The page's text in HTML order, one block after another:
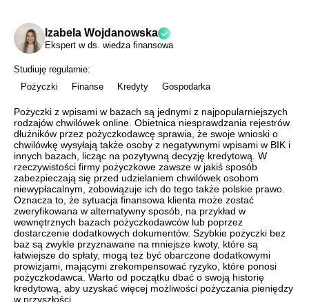
Izabela Wojdanowska
Ekspert w ds. wiedza finansowa
Studiuję regularnie:
Pożyczki
Finanse Kredyty Gospodarka
Pożyczki z wpisami w bazach są jednymi z najpopularniejszych
rodzajów chwilówek online. Obietnica niesprawdzania rejestrów
dłużników przez pożyczkodawcę sprawia, że swoje wnioski o
chwilówkę wysyłają także osoby z negatywnymi wpisami w BIK i
innych bazach, licząc na pozytywną decyzję kredytową. W
rzeczywistości firmy pożyczkowe zawsze w jakiś sposób
zabezpieczają się przed udzielaniem chwilówek osobom
niewypłacalnym, zobowiązuje ich do tego także polskie prawo.
Oznacza to, że sytuacja finansowa klienta może zostać
zweryfikowana w alternatywny sposób, na przykład w
wewnętrznych bazach pożyczkodawców lub poprzez
dostarczenie dodatkowych dokumentów. Szybkie pożyczki bez
baz są zwykle przyznawane na mniejsze kwoty, które są
łatwiejsze do spłaty, mogą też być obarczone dodatkowymi
prowizjami, mającymi zrekompensować ryzyko, które ponosi
pożyczkodawca. Warto od początku dbać o swoją historię
kredytową, aby uzyskać więcej możliwości pożyczania pieniędzy
w przyszłości.